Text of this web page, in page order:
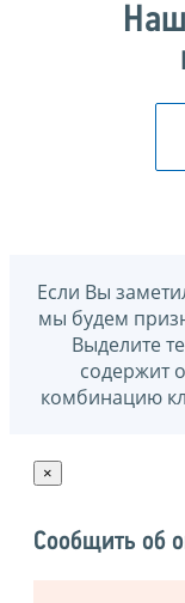
Если Вы
мы будем
Выделите
содержит
комбинацию
×
Сообщить об